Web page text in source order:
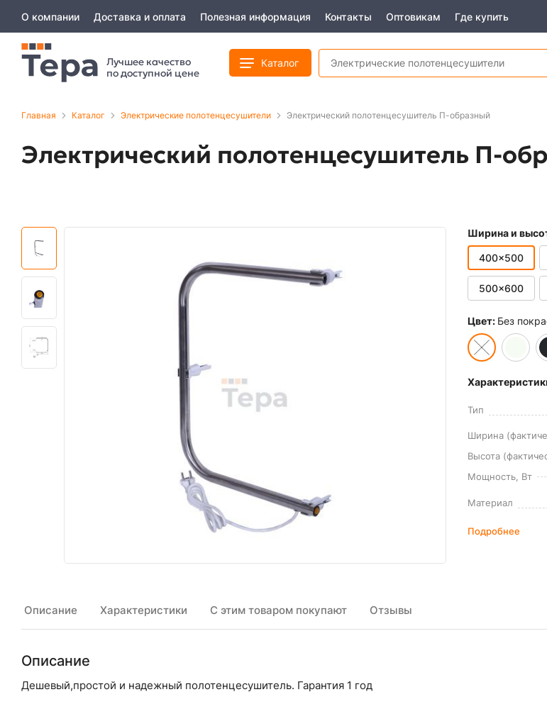
О компании Доставка и оплата Полезная информация Контакты Оптовикам Где купить
Лучшее качество
по доступной цене
Каталог
Главная Каталог Электрические полотенцесушители Электрический полотенцесушитель П-образный
Электрический полотенцесушитель П-
Ширина и
400x500
500x600
Цвет: Без
Тип
Ширина
Высота
Мощность, Вт
Материал
Подробнее
Описание Характеристики С этим товаром покупают Отзывы
Описание
Дешевый,простой и надежный полотенцесушитель. Гарантия 1 год